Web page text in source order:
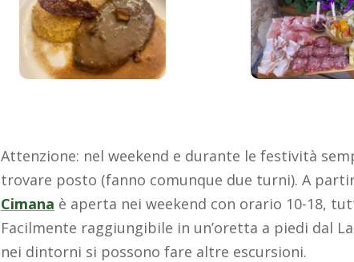
Attenzione: nel weekend e durante le festività
trovare posto (fanno comunque due turni). A
Cimana è aperta nei weekend con orario 10-18,
Facilmente raggiungibile in un’oretta a piedi dal
nei dintorni si possono fare altre escursioni.